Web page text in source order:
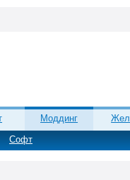
Софт
Моддинг